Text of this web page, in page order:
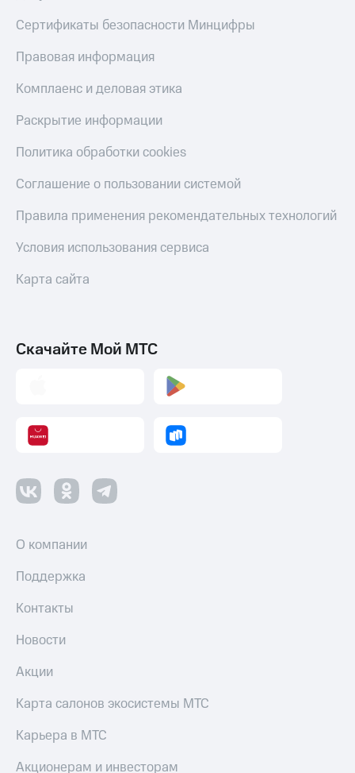
Сертификаты безопасности Минцифры
Правовая информация
Комплаенс и деловая этика
Раскрытие информации
Политика обработки cookies
Соглашение о пользовании системой
Правила применения рекомендательных технологий
Условия использования сервиса
Карта сайта
Скачайте Мой МТС
О компании
Поддержка
Контакты
Новости
Акции
Карта салонов экосистемы МТС
Карьера в МТС
Акционерам и инвесторам